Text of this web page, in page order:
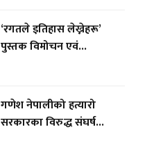
‘रगतले इतिहास लेख्नेहरू’
पुस्तक विमोचन एवं...
गणेश नेपालीको हत्यारो
सरकारका विरुद्ध संघर्ष...